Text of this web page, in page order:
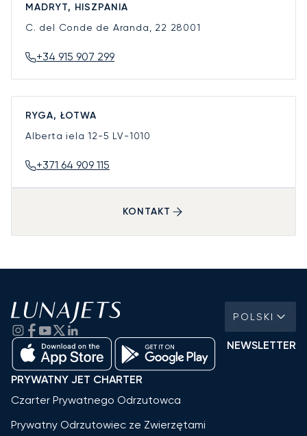
MADRYT, HISZPANIA
C. del Conde de Aranda, 22 28001
+34 915 907 299
RYGA, ŁOTWA
Alberta iela 12-5 LV-1010
+371 64 909 115
KONTAKT
POLSKI
NEWSLETTER
PRYWATNY JET CHARTER
Czarter Prywatnego Odrzutowca
Prywatny Odrzutowiec ze Zwierzętami